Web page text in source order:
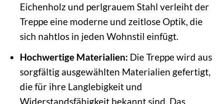
Eichenholz und perlgrauem Stahl verleiht der
Treppe eine moderne und zeitlose Optik, die
sich nahtlos in jeden Wohnstil einfügt.
Hochwertige Materialien: Die Treppe wird aus
sorgfältig ausgewählten Materialien gefertigt,
die für ihre Langlebigkeit und
Widerstandsfähigkeit bekannt sind. Das